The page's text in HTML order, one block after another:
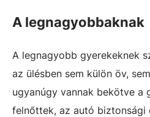
A legnagyobbaknak
A legnagyobb gyerekeknek
az ülésben sem külön öv,
ugyanúgy vannak bekötve a
felnőttek, az autó biztonsági